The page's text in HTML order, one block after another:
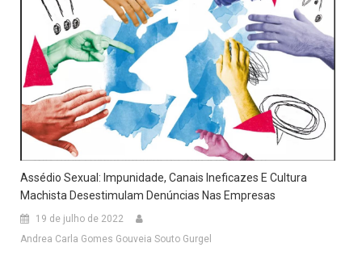
Assédio Sexual: Impunidade, Canais Ineficazes E Cultura
Machista Desestimulam Denúncias Nas Empresas
19 de julho de 2022
Andrea Carla Gomes Gouveia Souto Gurgel